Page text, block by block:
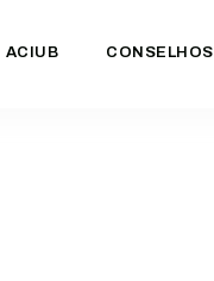
ACIUB CONSELHOS